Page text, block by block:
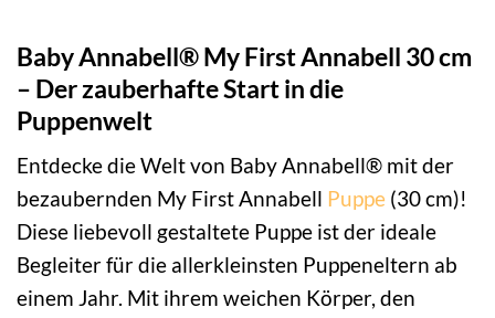
Baby Annabell® My First Annabell 30 cm
– Der zauberhafte Start in die
Puppenwelt
Entdecke die Welt von Baby Annabell® mit der
bezaubernden My First Annabell Puppe (30 cm)!
Diese liebevoll gestaltete Puppe ist der ideale
Begleiter für die allerkleinsten Puppeneltern ab
einem Jahr. Mit ihrem weichen Körper, den